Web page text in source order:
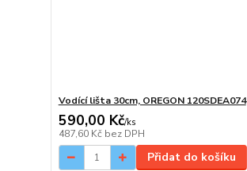
Vodící lišta 30cm, OREGON 120SDEA074
590,00 Kč/ks
487,60 Kč bez DPH
Přidat do košíku